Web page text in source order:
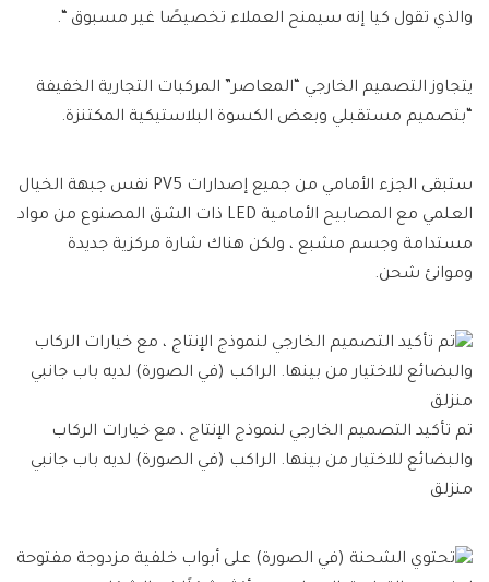
والذي تقول كيا إنه سيمنح العملاء تخصيصًا غير مسبوق “.
يتجاوز التصميم الخارجي “المعاصر” المركبات التجارية الخفيفة
“بتصميم مستقبلي وبعض الكسوة البلاستيكية المكتنزة.
ستبقى الجزء الأمامي من جميع إصدارات PV5 نفس جبهة الخيال
العلمي مع المصابيح الأمامية LED ذات الشق المصنوع من مواد
مستدامة وجسم مشبع ، ولكن هناك شارة مركزية جديدة
وموانئ شحن.
تم تأكيد التصميم الخارجي لنموذج الإنتاج ، مع خيارات الركاب
والبضائع للاختيار من بينها. الراكب (في الصورة) لديه باب جانبي
منزلق